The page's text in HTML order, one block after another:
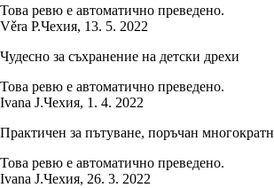
Това ревю е автоматично преведено.
Věra P.Чехия, 13. 5. 2022
Чудесно за съхранение на детски дрехи
Това ревю е автоматично преведено.
Ivana J.Чехия, 1. 4. 2022
Практичен за пътуване, поръчан
Това ревю е автоматично преведено.
Ivana J.Чехия, 26. 3. 2022